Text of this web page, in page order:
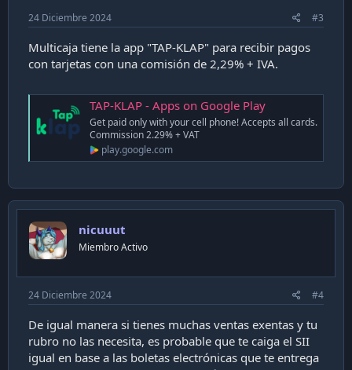
24 Diciembre 2024 #3
Multicaja tiene la app "TAP-KLAP" para recibir pagos
con tarjetas con una comisión de 2,29% + IVA.
TAP-KLAP - Apps on Google Play
Get paid only with your cell phone! Accepts all cards.
Commission 2.29% + VAT
play.google.com
nicuuut
Miembro Activo
24 Diciembre 2024 #4
De igual manera si tienes muchas ventas exentas y tu
rubro no las necesita, es probable que te caiga el SII
igual en base a las boletas electrónicas que te entrega